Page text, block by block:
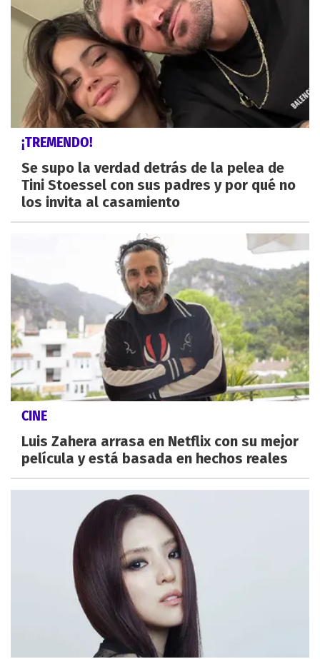
¡TREMENDO!
Se supo la verdad detrás de la pelea de
Tini Stoessel con sus padres y por qué no
los invita al casamiento
CINE
Luis Zahera arrasa en Netflix con su mejor
película y está basada en hechos reales